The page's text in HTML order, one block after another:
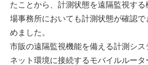
たことから、計測状態を遠隔監視する
場事務所においても計測状態が確認で
めました。
市販の遠隔監視機能を備える計測シス
ネット環境に接続するモバイルルー